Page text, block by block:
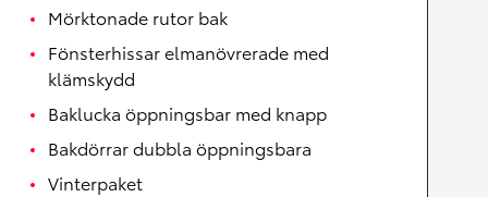
Mörktonade rutor bak
Fönsterhissar elmanövrerade med
klämskydd
Baklucka öppningsbar med knapp
Bakdörrar dubbla öppningsbara
Vinterpaket